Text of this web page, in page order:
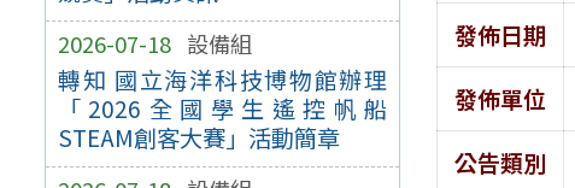
2026-07-18 設備組
轉知 國立海洋科技博物館辦理
「2026全國學生遙控帆船
STEAM創客大賽」活動簡章
發佈日期
發佈單位
公告類別